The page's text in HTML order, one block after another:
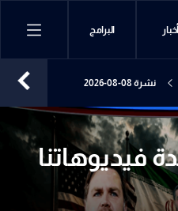
أخبار البرامج
نشرة 08-08-2026
فيديوهاتنا